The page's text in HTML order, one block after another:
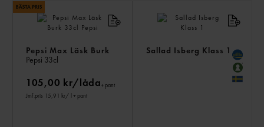
Pepsi Max Läsk Burk
Pepsi 33cl
105,00 kr/låda+ pant
Jmf.pris 15,91 kr/ l + pant
Sallad Isberg Klass 1